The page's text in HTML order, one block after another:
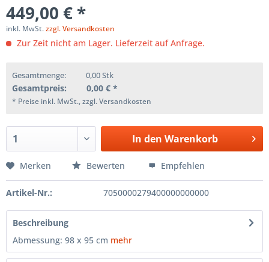
449,00 € *
inkl. MwSt.zzgl. Versandkosten
Zur Zeit nicht am Lager. Lieferzeit auf Anfrage.
Gesamtmenge: 0,00Stk
Gesamtpreis: 0,00 € *
* Preise inkl. MwSt., zzgl. Versandkosten
In den Warenkorb
Merken Bewerten Empfehlen
Artikel-Nr.: 7050000279400000000000
Beschreibung
Abmessung: 98 x 95 cm mehr